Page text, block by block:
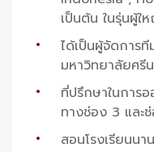
เป็นต้น ในรุ่นผู้
ได้เป็นผู้จัดการ
มหาวิทยาลัยศรี
ที่ปรึกษาในการ
ทางช่อง 3 และ
สอนโรงเรียนน